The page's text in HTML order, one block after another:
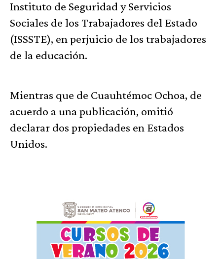
Instituto de Seguridad y Servicios
Sociales de los Trabajadores del Estado
(ISSSTE), en perjuicio de los trabajadores
de la educación.
Mientras que de Cuauhtémoc Ochoa, de
acuerdo a una publicación, omitió
declarar dos propiedades en Estados
Unidos.